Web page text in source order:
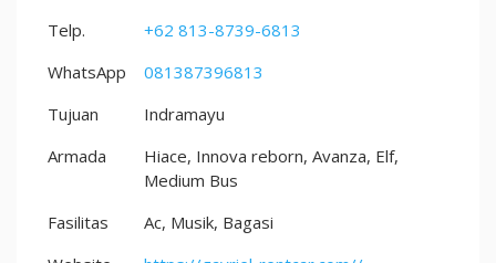
Telp.
+62 813-8739-6813
WhatsApp
081387396813
Tujuan
Indramayu
Armada
Hiace, Innova reborn, Avanza, Elf,
Medium Bus
Fasilitas
Ac, Musik, Bagasi